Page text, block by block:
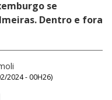
se
Dentro e fora
2024 - 00H26)